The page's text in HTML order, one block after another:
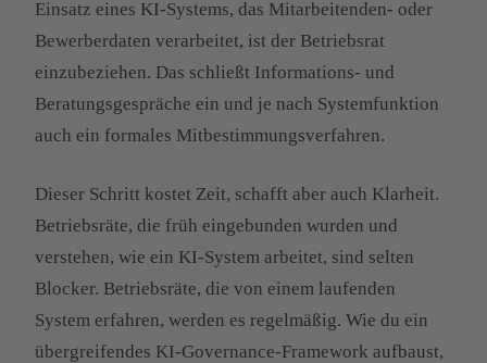
Einsatz eines KI-Systems, das Mitarbeitenden- oder
Bewerberdaten verarbeitet, ist der Betriebsrat
einzubeziehen. Das schließt Informations- und
Beratungsgespräche ein und je nach Systemfunktion
auch ein formales Mitbestimmungsverfahren.
Dieser Schritt kostet Zeit, schafft aber auch Klarheit.
Betriebsräte, die früh eingebunden wurden und
verstehen, wie ein KI-System arbeitet, sind selten
Blocker. Betriebsräte, die von einem laufenden
System erfahren, werden es regelmäßig. Wie du ein
übergreifendes KI-Governance-Framework aufbaust,